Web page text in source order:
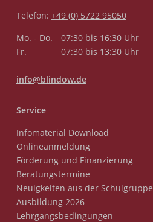
Telefon: +49 (0) 5722 95050
Mo. - Do.
07:30 bis 16:30 Uhr
Fr.
07:30 bis 13:30 Uhr
info@blindow.de
Service
Infomaterial Download
Onlineanmeldung
Förderung und Finanzierung
Beratungstermine
Neuigkeiten aus der Schulgruppe
Ausbildung 2026
Lehrgangsbedingungen